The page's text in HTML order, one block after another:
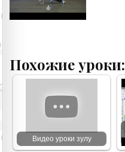
Похожие уроки:
Видео уроки зулу